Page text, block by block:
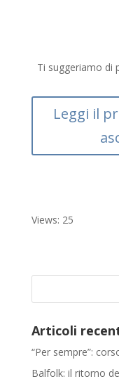
o
o
k
Ti suggeriamo di
Leggi il
Views: 25
Articoli
“Per sempre”:
Balfolk: il ritorno